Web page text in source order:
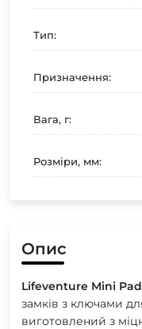
Тип:
Призначення:
Вага, г:
Розміри, мм:
Опис
Lifeventure Mini
замків з ключами
виготовлений з